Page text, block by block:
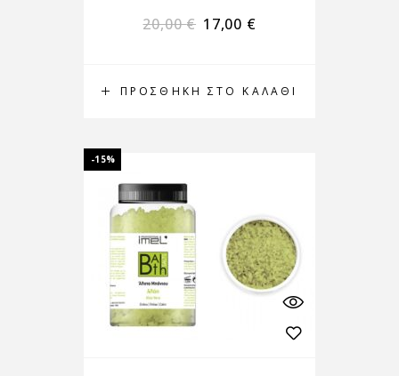
ΠΡΟΣΘΉΚΗ ΣΤΟ ΚΑΛΆΘΙ
20,00€ 17,00 €
-15%